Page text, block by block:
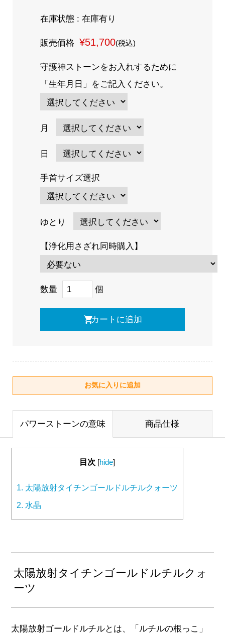
在庫状態 : 在庫有り
販売価格 ¥51,700(税込)
守護神ストーンをお入れするために
「生年月日」をご記入ください。
月
日
手首サイズ選択
ゆとり
【浄化用さざれ同時購入】
数量 個
パワーストーンの意味 商品仕様
目次 [hide]
1. 太陽放射タイチンゴールドルチルクォーツ
2. 水晶
太陽放射タイチンゴールドルチルクォ
ーツ
太陽放射ゴールドルチルとは、「ルチルの根っこ」